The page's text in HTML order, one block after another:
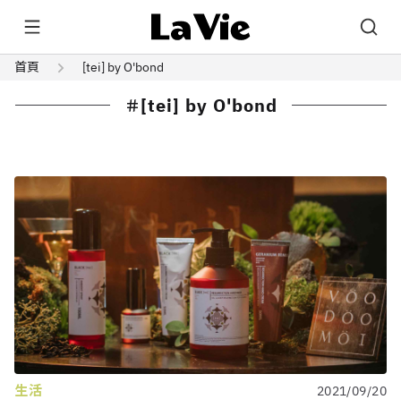
首頁 [tei] by O'bond
[tei] by O'bond
生活 2021/09/20